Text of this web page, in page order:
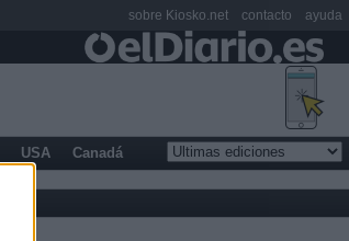
USA Canadá
sobre Kiosko.net contacto ayuda